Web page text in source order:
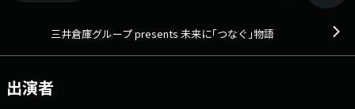
三井倉庫グループ presents 未来に｢つなぐ｣物語
出演者